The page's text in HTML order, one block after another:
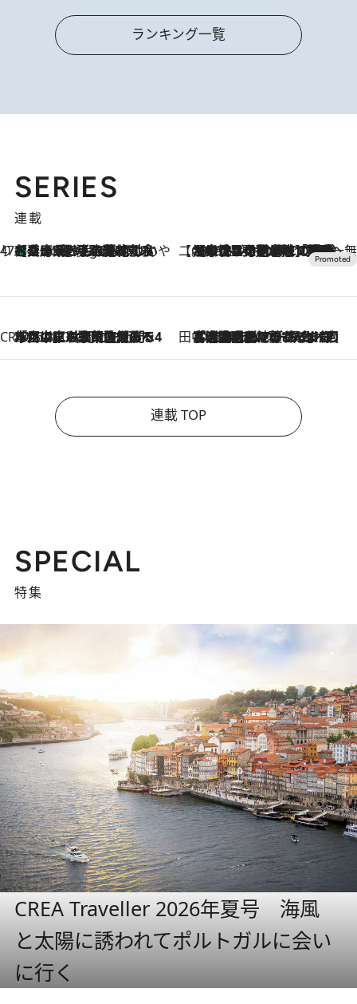
ランキング一覧
SERIES
連載
47都道府県の手みやげ ひんやりスイーツで夏を満喫
7 Hours Ago
【兵庫県】この夏絶対食べたい 冷やしておいしいおやつ3選 淡路島の恵みをジェラートに集約 【CREA×星野リゾート】唯一無二。癒しと発見が待つ場所へ
2026.8.7
【トンボの足水浴】ヒノキの香りに包まれて涼感マックス！約13℃の湧水かけ流しを避暑地「星野温泉 トンボの湯」で体験
CREA'S CHOICE
2026.8.7
「立川にも歌舞伎があるんだよ」 片岡仁左衛門・市川中車ら豪華座組みで4年目の立川立飛歌舞伎へ 田中稲の勝手に再ブーム
2026.8.7
「湘南乃風に憧れて」観客大盛上がりの“タオル回し”に、ラッパー顔負けの高速歌唱まで…さだまさし（74）のアグレッシブすぎる現在地
連載 TOP
SPECIAL
特集
CREA Traveller 2026年夏号 海風
と太陽に誘われてポルトガルに会い
に行く